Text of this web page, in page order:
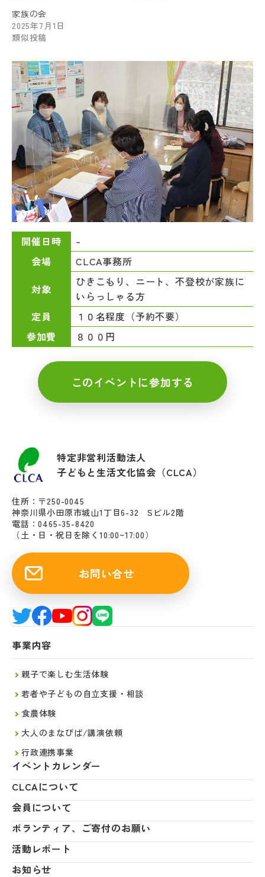
家族の会
2025年7月1日
類似投稿
開催日時
–
会場
CLCA事務所
対象
ひきこもり、ニート、不登校が家族に
いらっしゃる方
定員
１０名程度（予約不要）
参加費
８００円
このイベントに参加する
特定非営利活動法人
子どもと生活文化協会（CLCA）
住所：〒250-0045
神奈川県小田原市城山1丁目6-32 Sビル2階
電話：0465-35-8420
（土・日・祝日を除く10:00~17:00）
お問い合せ
事業内容
親子で楽しむ生活体験
若者や子どもの自立支援・相談
食農体験
大人のまなびば/講演依頼
行政連携事業
イベントカレンダー
CLCAについて
会員について
ボランティア、ご寄付のお願い
活動レポート
お知らせ